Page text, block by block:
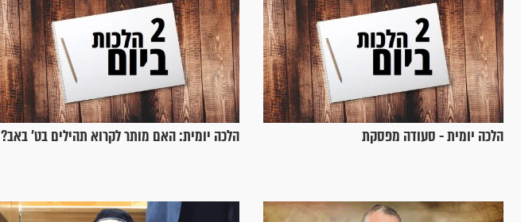
הלכה יומית - סעודה מפסקת הלכה יומית: האם מותר לקרוא תהילים בט' באב?